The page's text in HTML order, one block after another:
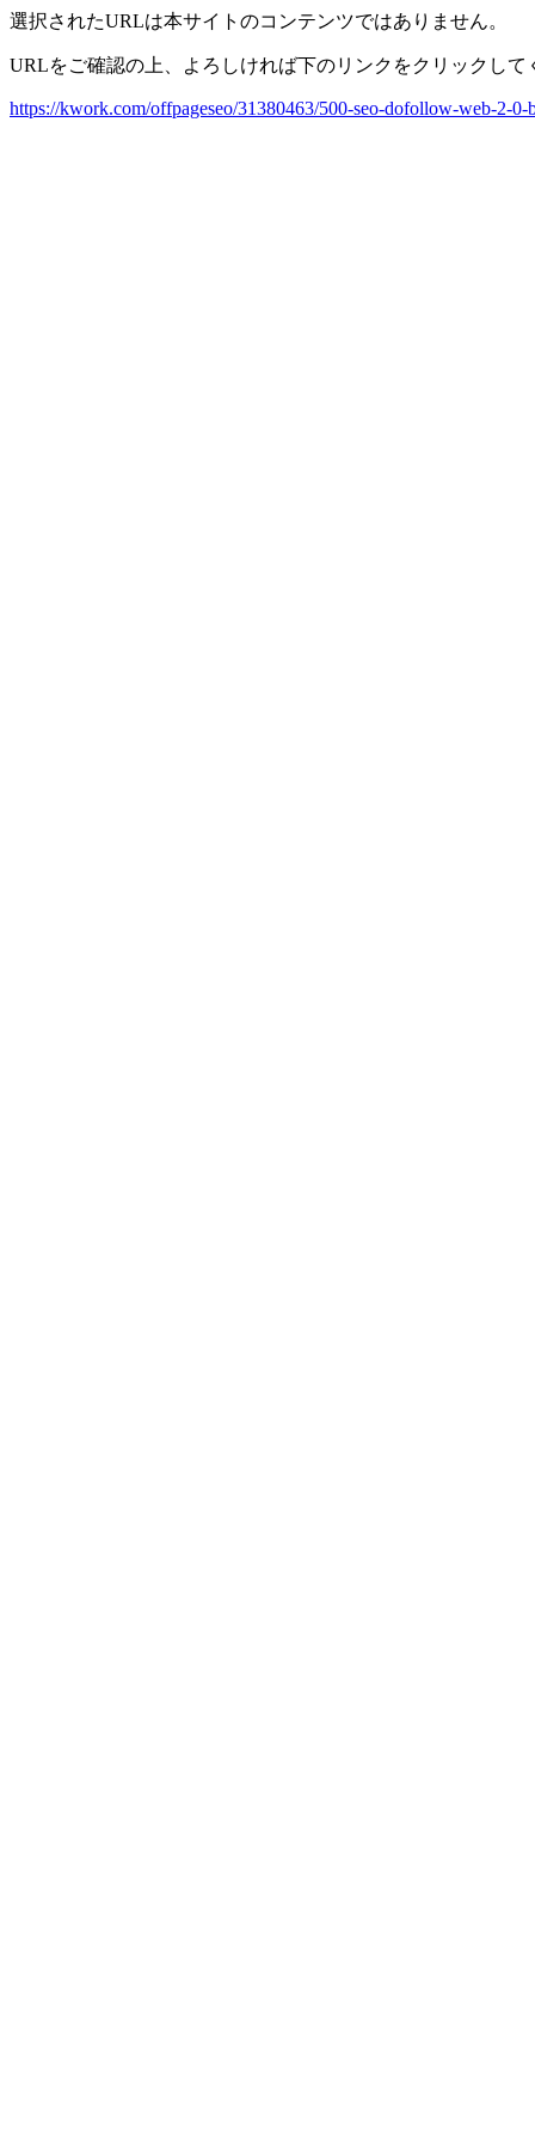
選択されたURLは本サイトのコンテンツではありません。
URLをご確認の上、よろしければ下のリンクをクリックして
https://kwork.com/offpageseo/31380463/500-seo-dofollow-web-2-